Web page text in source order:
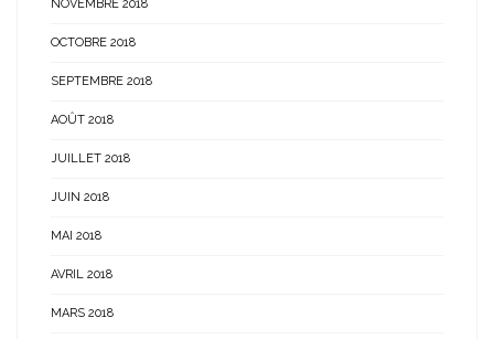
NOVEMBRE 2018
OCTOBRE 2018
SEPTEMBRE 2018
AOÛT 2018
JUILLET 2018
JUIN 2018
MAI 2018
AVRIL 2018
MARS 2018